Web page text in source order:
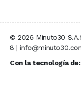
© 2026 Minuto30
8 |
Con la tecnología de: